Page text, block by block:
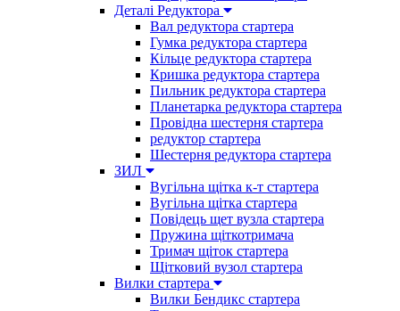
Деталі Редуктора
Вал редуктора стартера
Гумка редуктора стартера
Кільце редуктора стартера
Кришка редуктора стартера
Пильник редуктора стартера
Планетарка редуктора стартера
Провідна шестерня стартера
редуктор стартера
Шестерня редуктора стартера
ЗИЛ
Вугільна щітка к-т стартера
Вугільна щітка стартера
Повідець щет вузла стартера
Пружина щіткотримача
Тримач щіток стартера
Щітковий вузол стартера
Вилки стартера
Вилки Бендикс стартера